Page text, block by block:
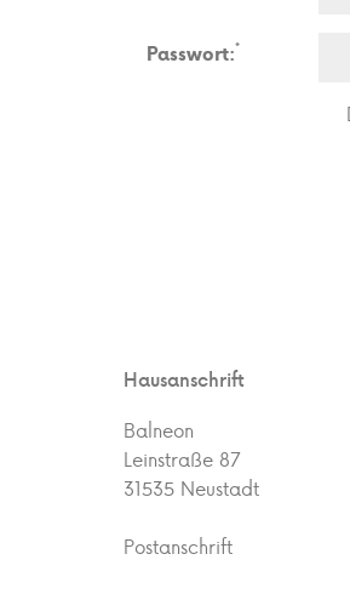
Passwort:*
Hausanschrift
Balneon
Leinstraße 87
31535 Neustadt
Postanschrift